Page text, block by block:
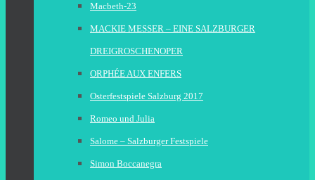
Macbeth-23
MACKIE MESSER – EINE SALZBURGER
DREIGROSCHENOPER
ORPHÉE AUX ENFERS
Osterfestspiele Salzburg 2017
Romeo und Julia
Salome – Salzburger Festspiele
Simon Boccanegra